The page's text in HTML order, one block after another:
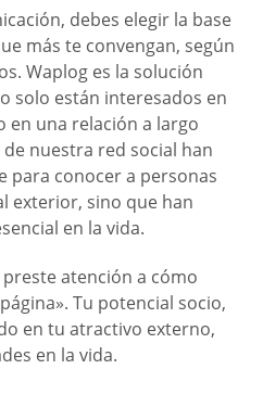
debes elegir la base
más te convengan, según
Waplog es la solución
solo están interesados en
en una relación a largo
nuestra red social han
para conocer a personas
exterior, sino que han
en la vida.
atención a cómo
Tu potencial socio,
en tu atractivo externo,
en la vida.